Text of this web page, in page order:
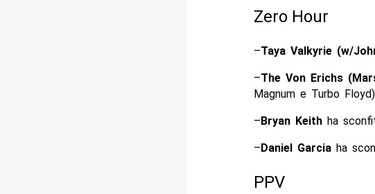
Zero Hour
–Taya Valkyrie (w/
–The Von Erichs
Magnum e Turbo
–Bryan Keith ha
–Daniel Garcia ha
PPV